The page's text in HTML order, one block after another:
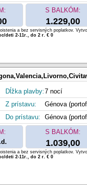
S BALKÓM:
1.229,00
a bez servisných poplatkov.
deti 2-11r., do 2 r. € 0
Dĺžka plavby:7 nocí
Z prístavu:
Génova
Do prístavu:
Génova
S BALKÓM:
1.039,00
a bez servisných poplatkov.
deti 2-11r., do 2 r. € 0